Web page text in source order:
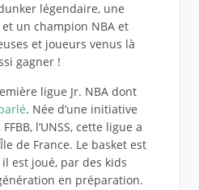
légendaire, une
un champion NBA et
et joueurs venus là
gagner !
ligue Jr. NBA dont
. Née d’une initiative
l’UNSS, cette ligue a
de France. Le basket est
est joué, par des kids
en préparation.